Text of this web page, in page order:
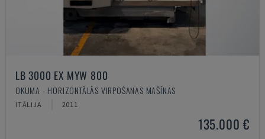
LB 3000 EX MYW 800
OKUMA - HORIZONTĀLĀS VIRPOŠANAS MAŠĪNAS
ITĀLIJA 2011
135.000 €